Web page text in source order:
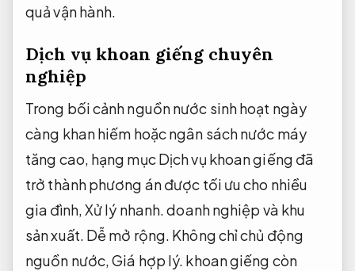
quả vận hành.
Dịch vụ khoan giếng chuyên
nghiệp
Trong bối cảnh nguồn nước sinh hoạt ngày
càng khan hiếm hoặc ngân sách nước máy
tăng cao, hạng mục Dịch vụ khoan giếng đã
trở thành phương án được tối ưu cho nhiều
gia đình,Xử lý nhanh.doanh nghiệp và khu
sản xuất. Dễ mở rộng. Không chỉ chủ động
nguồn nước,Giá hợp lý. khoan giếng còn